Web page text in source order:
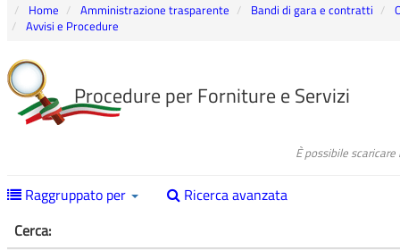
Home Amministrazione trasparente Bandi di gara e contratti
Avvisi e Procedure
Procedure per Forniture e Servizi
È possibile
Raggruppato per
Ricerca avanzata
Cerca: